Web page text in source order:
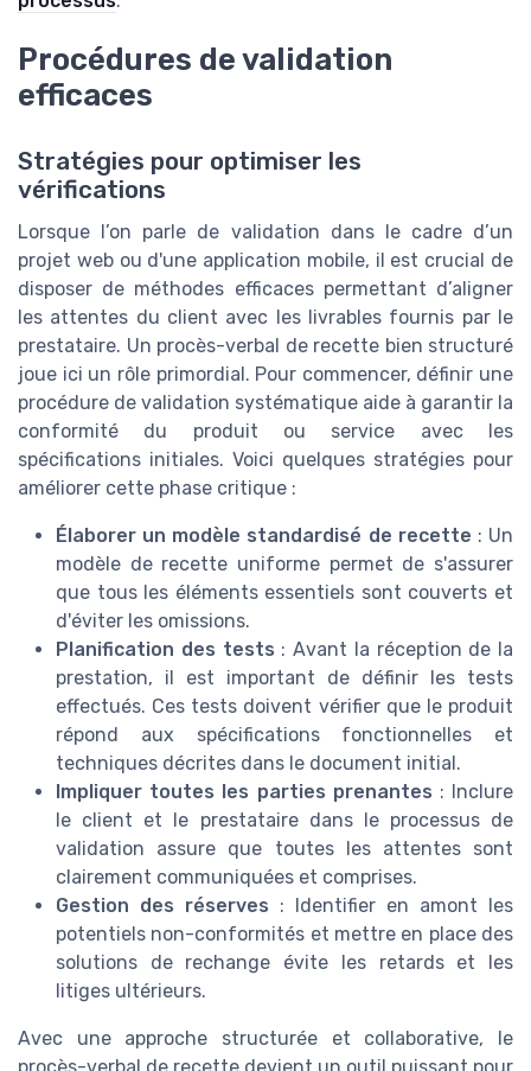
Procédures de validation
efficaces
Stratégies pour optimiser les
vérifications
Lorsque l’on parle de validation dans le cadre d’un
projet web ou d'une application mobile, il est crucial de
disposer de méthodes efficaces permettant d’aligner
les attentes du client avec les livrables fournis par le
prestataire. Un procès-verbal de recette bien structuré
joue ici un rôle primordial. Pour commencer, définir une
procédure de validation systématique aide à garantir la
conformité du produit ou service avec les
spécifications initiales. Voici quelques stratégies pour
améliorer cette phase critique :
Élaborer un modèle standardisé de recette : Un
modèle de recette uniforme permet de s'assurer
que tous les éléments essentiels sont couverts et
d'éviter les omissions.
Planification des tests : Avant la réception de la
prestation, il est important de définir les tests
effectués. Ces tests doivent vérifier que le produit
répond aux spécifications fonctionnelles et
techniques décrites dans le document initial.
Impliquer toutes les parties prenantes : Inclure
le client et le prestataire dans le processus de
validation assure que toutes les attentes sont
clairement communiquées et comprises.
Gestion des réserves : Identifier en amont les
potentiels non-conformités et mettre en place des
solutions de rechange évite les retards et les
litiges ultérieurs.
Avec une approche structurée et collaborative, le